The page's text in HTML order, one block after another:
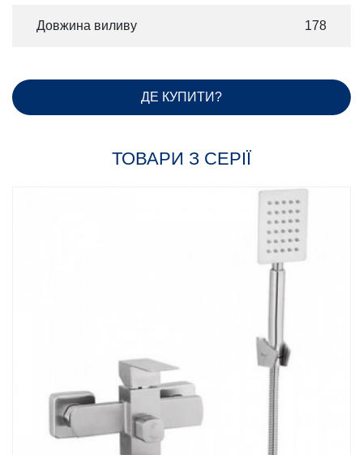
Довжина виливу 178
ДЕ КУПИТИ?
ТОВАРИ З СЕРІЇ